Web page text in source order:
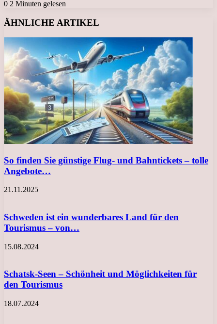
0 2 Minuten gelesen
ÄHNLICHE ARTIKEL
So finden Sie günstige Flug- und Bahntickets – tolle
Angebote…
21.11.2025
Schweden ist ein wunderbares Land für den
Tourismus – von…
15.08.2024
Schatsk-Seen – Schönheit und Möglichkeiten für
den Tourismus
18.07.2024